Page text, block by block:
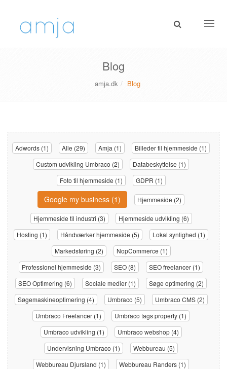
Blog
amja.dk Blog
Adwords (1) Alle (29) Amja (1)
Billeder til hjemmeside (1)
Custom udvikling Umbraco (2)
Databeskyttelse (1)
Foto til hjemmeside (1)
GDPR (1)
Google my business (1) Hjemmeside (2)
Hjemmeside til industri (3)
Hjemmeside udvikling (6)
Hosting (1)
Håndværker hjemmeside (5)
Lokal synlighed (1)
Markedsføring (2)
NopCommerce (1)
Professionel hjemmeside (3)
SEO (8)
SEO freelancer (1)
SEO Optimering (6)
Sociale medier (1)
Søge optimering (2)
Søgemaskineoptimering (4)
Umbraco (5)
Umbraco CMS (2)
Umbraco Freelancer (1)
Umbraco tags property (1)
Umbraco udvikling (1)
Umbraco webshop (4)
Undervisning Umbraco (1)
Webbureau (5)
Webbureau Djursland (1)
Webbureau Randers (1)